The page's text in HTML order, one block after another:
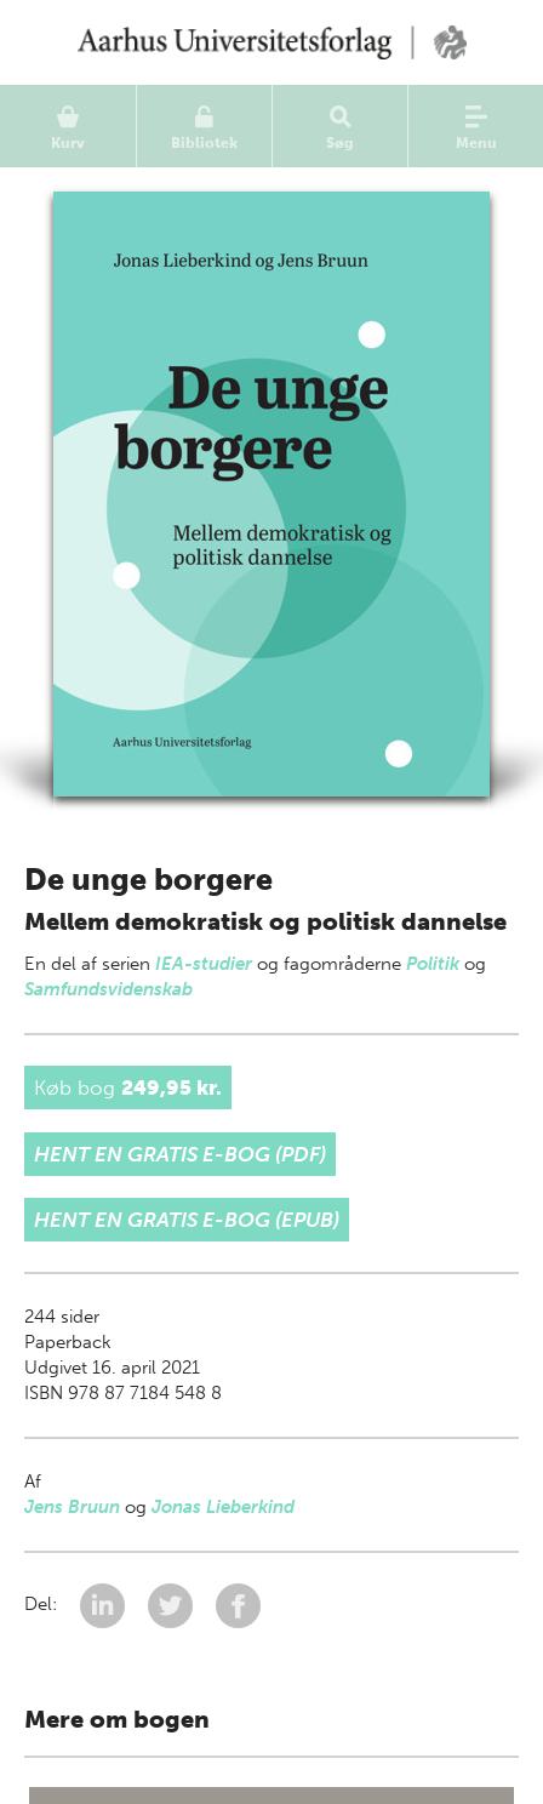
Kurv Bibliotek Søg Menu
De unge borgere
Mellem demokratisk og politisk dannelse
En del af serien IEA-studier og fagområderne Politikog
Samfundsvidenskab
Køb bog 249,95 kr.
HENT EN GRATIS E-BOG (PDF)
HENT EN GRATIS E-BOG (EPUB)
244 sider
Paperback
Udgivet 16. april 2021
ISBN 978 87 7184 548 8
Af
Jens Bruun og Jonas Lieberkind
Del:
Mere om bogen